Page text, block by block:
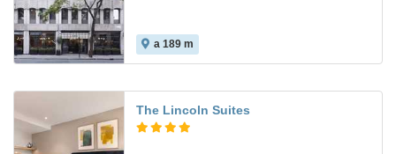
a 189 m
The Lincoln Suites